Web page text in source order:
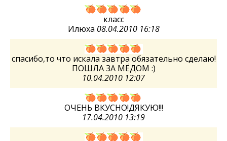
класс
Илюха 08.04.2010 16:18
спасибо,то что искала завтра обязательно сделаю!
ПОШЛА ЗА МЁДОМ :)
10.04.2010 12:07
ОЧЕНЬ ВКУСНО!ДЯКУЮ!!!
17.04.2010 13:19